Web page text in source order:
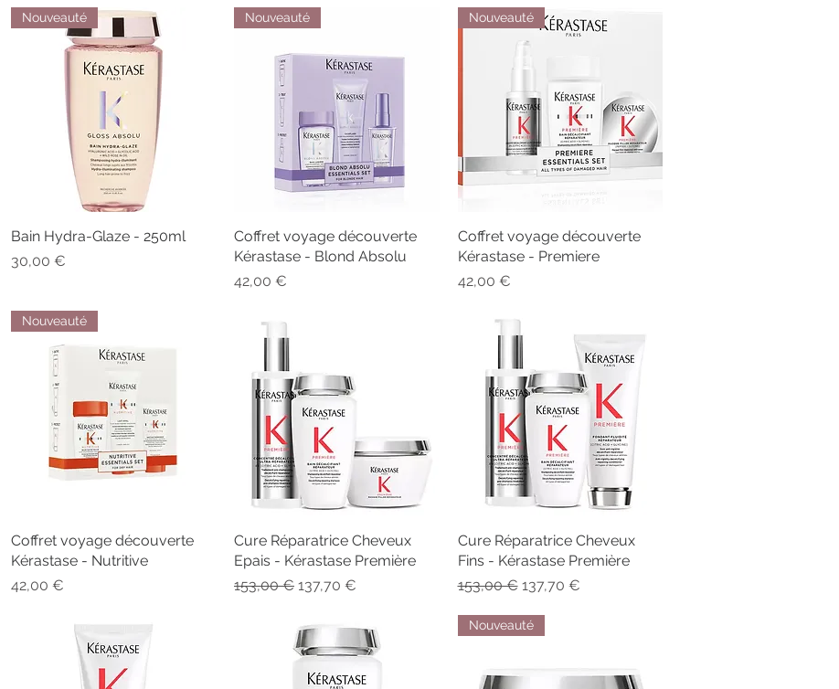
Aperçu rapide
Nouveauté
Bain Hydra-Glaze - 250ml
Prix
30,00 €
Aperçu rapide
Nouveauté
Coffret voyage découverte
Kérastase - Blond Absolu
Prix
42,00 €
Aperçu rapide
Nouveauté
Coffret voyage découverte
Kérastase - Premiere
Prix
42,00 €
Aperçu rapide
Nouveauté
Coffret voyage découverte
Kérastase - Nutritive
Prix
42,00 €
Aperçu rapide
Cure Réparatrice Cheveux
Epais - Kérastase Première
Prix original
153,00 € Prix promotionnel
137,70 €
Aperçu rapide
Cure Réparatrice Cheveux
Fins - Kérastase Première
Prix original
153,00 € Prix promotionnel
137,70 €
Nouveauté